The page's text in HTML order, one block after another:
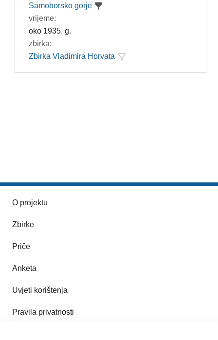
Samoborsko gorje
vrijeme:
oko 1935. g.
zbirka:
Zbirka Vladimira Horvata
O projektu
Zbirke
Priče
Anketa
Uvjeti korištenja
Pravila privatnosti